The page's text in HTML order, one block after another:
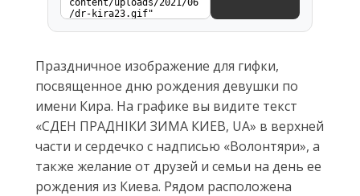
Праздничное изображение для гифки,
посвященное дню рождения девушки по
имени Кира. На графике вы видите текст
«СДЕН ПРАДНIКИ ЗИМА КИЕВ, UА» в верхней
части и сердечко с надписью «Волонтяри», а
также желание от друзей и семьи на день ее
рождения из Киева. Рядом расположена